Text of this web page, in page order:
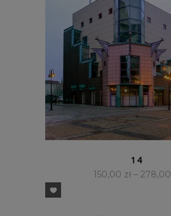
14
150,00 zł – 278,00